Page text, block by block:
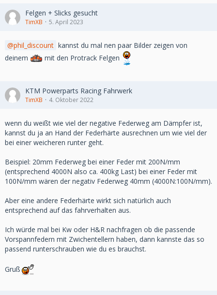
Felgen + Slicks gesucht
TimXB 5. April 2023
phil_discount kannst du mal nen paar Bilder zeigen von
deinem
mit den Protrack Felgen
KTM Powerparts Racing Fahrwerk
TimXB 4. Oktober 2022
wenn du weißt wie viel der negative Federweg am Dämpfer ist,
kannst du ja an Hand der Federhärte ausrechnen um wie viel der
bei einer weicheren runter geht.
Beispiel: 20mm Federweg bei einer Feder mit 200N/mm
(entsprechend 4000N also ca. 400kg Last) bei einer Feder mit
100N/mm wären der negativ Federweg 40mm (4000N:100N/mm).
Aber eine andere Federhärte wirkt sich natürlich auch
entsprechend auf das fahrverhalten aus.
Ich würde mal bei Kw oder H&R nachfragen ob die passende
Vorspannfedern mit Zwichentellern haben, dann kannste das so
passend runterschrauben wie du es brauchst.
Gruß